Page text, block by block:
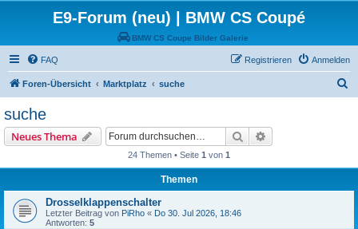
E9-Forum (neu) | BMW CS Coupé
BMW CS Coupe Bilder Galerie
FAQ Anmelden
Registrieren
Foren-Übersicht Marktplatz suche
suche
Neues Thema Suche
24 Themen • Seite 1 von 1
Themen
Drosselklappenschalter
Letzter Beitrag von PiRho « Do 30. Jul 2026, 18:46
Antworten: 5